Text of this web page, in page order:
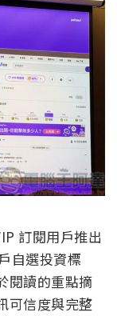
訂閱用戶推出
自選投資標
閱讀的重點摘
可信度與完整